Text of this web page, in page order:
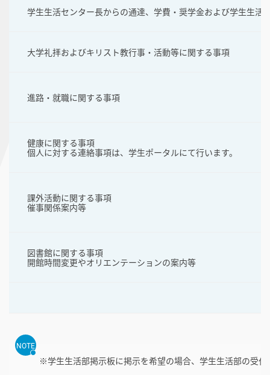
学生生活センター長からの通達、学費・奨学金および学生生
大学礼拝およびキリスト教行事・活動等に関する事項
進路・就職に関する事項
健康に関する事項
個人に対する連絡事項は、学生ポータルにて行います。
課外活動に関する事項
催事関係案内等
図書館に関する事項
開館時間変更やオリエンテーションの案内等
NOTE
※学生生活部掲示板に掲示を希望の場合、学生生活部の受